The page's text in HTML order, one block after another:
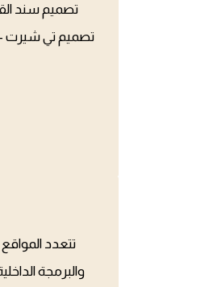
تصميم سند
تصميم تي شيرت -
تتعدد
والبرمجة